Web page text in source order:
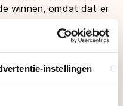
instellingen
winnen, omdat dat er
hij een keer in een
het een echte